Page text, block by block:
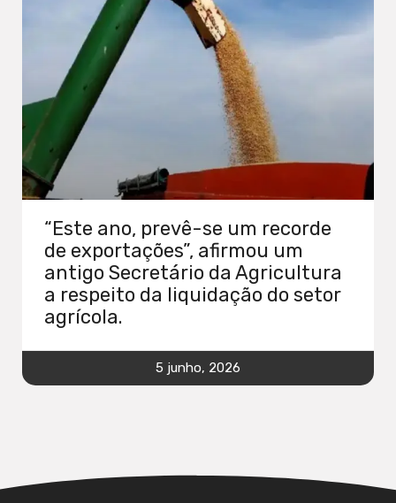
“Este ano, prevê-se um recorde
de exportações”, afirmou um
antigo Secretário da Agricultura
a respeito da liquidação do setor
agrícola.
5 junho, 2026